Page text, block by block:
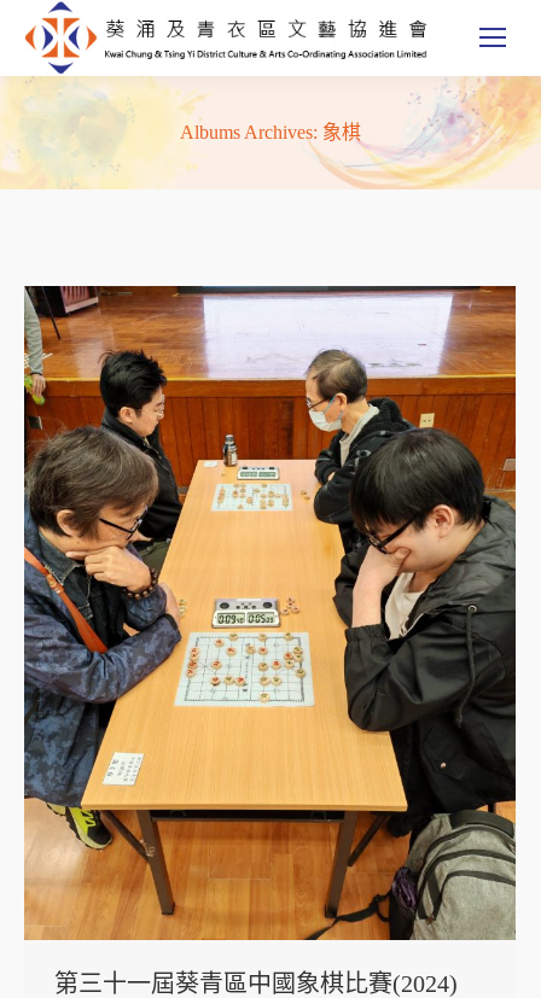
Albums Archives: 象棋
第三十一屆葵青區中國象棋比賽(2024)